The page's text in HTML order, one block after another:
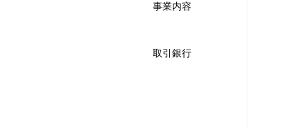
事業内容
取引銀行